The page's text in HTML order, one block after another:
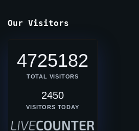
Our Visitors
4725182
TOTAL VISITORS
2450
VISITORS TODAY